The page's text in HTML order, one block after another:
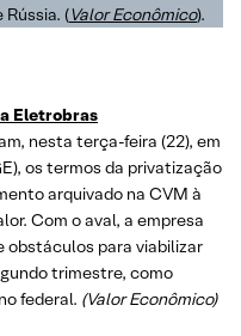
(Valor Econômico).
Eletrobras
nesta terça-feira (22), em
os termos da privatização
arquivado na CVM à
Com o aval, a empresa
obstáculos para viabilizar
trimestre, como
federal. (Valor Econômico)